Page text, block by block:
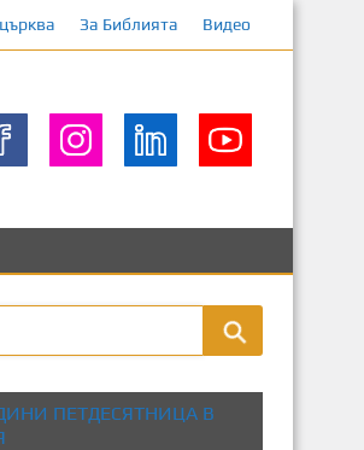
За Библията Видео
ПЕТДЕСЯТНИЦА В